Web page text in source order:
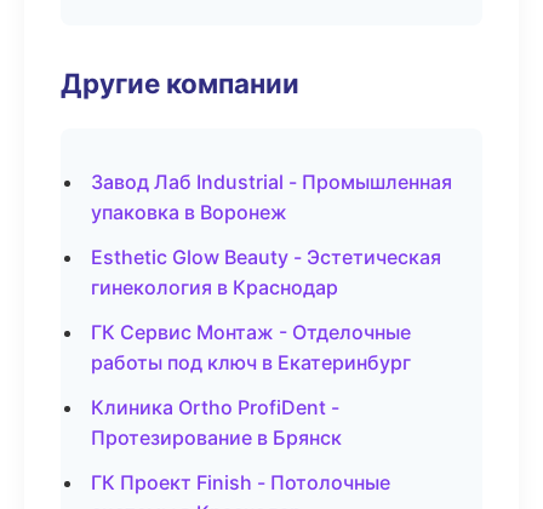
Другие компании
Завод Лаб Industrial - Промышленная
упаковка в Воронеж
Esthetic Glow Beauty - Эстетическая
гинекология в Краснодар
ГК Сервис Монтаж - Отделочные
работы под ключ в Екатеринбург
Клиника Ortho ProfiDent -
Протезирование в Брянск
ГК Проект Finish - Потолочные